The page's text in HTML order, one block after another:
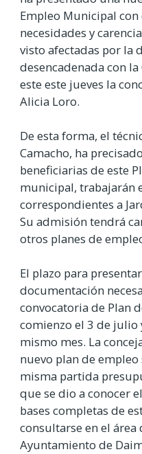
Empleo Municipal
necesidades y
visto afectadas por la
desencadenada con
este este jueves la
Alicia Loro.
De esta forma, el
Camacho, ha
beneficiarias de este
municipal, trabajarán
correspondientes a
Su admisión tendrá
otros planes de
El plazo para
documentación
convocatoria de Plan
comienzo el 3 de julio
mismo mes. La
nuevo plan de
misma partida
que se dio a conocer
bases completas de
consultarse en el área
Ayuntamiento de